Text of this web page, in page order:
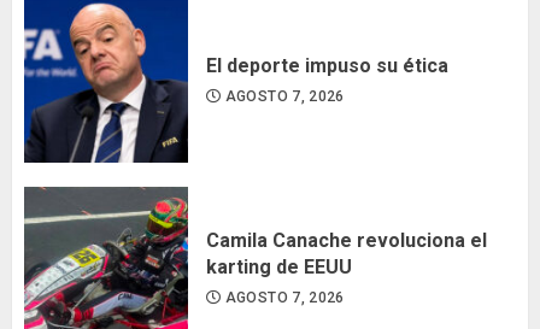
El deporte impuso su ética
AGOSTO 7, 2026
Camila Canache revoluciona el
karting de EEUU
AGOSTO 7, 2026